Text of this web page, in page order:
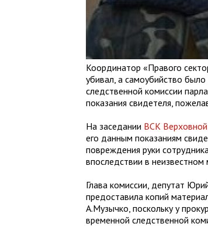
Координатор «Правого
убивал, а самоубийство
следственной комиссии
показания свидетеля,
На заседании ВСК
его данным показаниям
повреждения руки
впоследствии в неизвестном
Глава комиссии, депутат
предоставила копий
А.Музычко, поскольку у
временной следственной